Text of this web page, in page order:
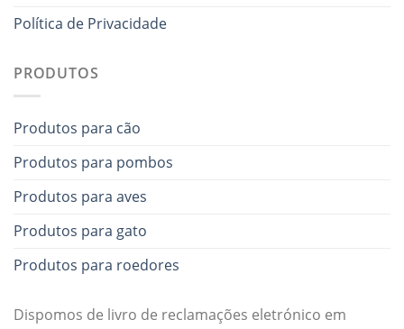
Política de Privacidade
PRODUTOS
Produtos para cão
Produtos para pombos
Produtos para aves
Produtos para gato
Produtos para roedores
Dispomos de livro de reclamações eletrónico em